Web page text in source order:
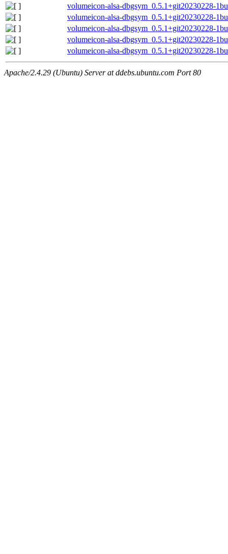
volumeicon-alsa-dbgsym_0.5.1+git20230228-
volumeicon-alsa-dbgsym_0.5.1+git20230228-
volumeicon-alsa-dbgsym_0.5.1+git20230228-
volumeicon-alsa-dbgsym_0.5.1+git20230228-
volumeicon-alsa-dbgsym_0.5.1+git20230228-
Apache/2.4.29 (Ubuntu) Server at ddebs.ubuntu.com Port 80